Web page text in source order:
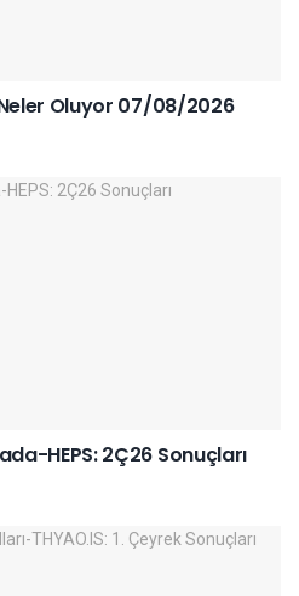
Oluyor 07/08/2026
HEPS: 2Ç26 Sonuçları